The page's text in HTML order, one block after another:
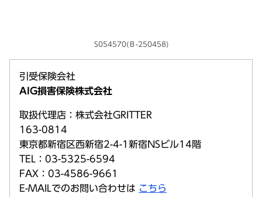
S054570(Ｂ-250458)
引受保険会社
AIG損害保険株式会社
取扱代理店：株式会社GRITTER
163-0814
東京都新宿区西新宿2-4-1新宿NSビル14階
TEL：03-5325-6594
FAX：03-4586-9661
E-MAILでのお問い合わせは こちら